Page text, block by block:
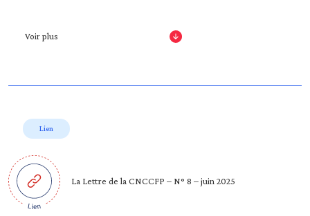
Voir plus
Lien
La Lettre de la CNCCFP – N° 8 – juin 2025